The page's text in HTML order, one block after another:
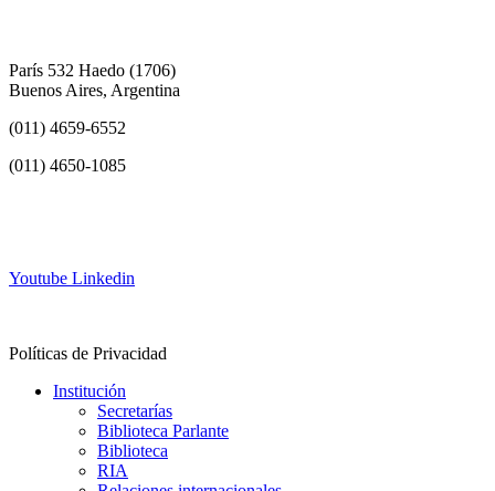
París 532 Haedo (1706)
Buenos Aires, Argentina
(011) 4659-6552
(011) 4650-1085
Youtube Linkedin
Políticas de Privacidad
Institución
Secretarías
Biblioteca Parlante
Biblioteca
RIA